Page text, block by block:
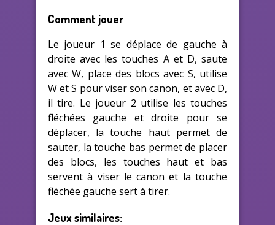
Comment jouer
Le joueur 1 se déplace de gauche à
droite avec les touches A et D, saute
avec W, place des blocs avec S, utilise
W et S pour viser son canon, et avec D,
il tire. Le joueur 2 utilise les touches
fléchées gauche et droite pour se
déplacer, la touche haut permet de
sauter, la touche bas permet de placer
des blocs, les touches haut et bas
servent à viser le canon et la touche
fléchée gauche sert à tirer.
Jeux similaires: